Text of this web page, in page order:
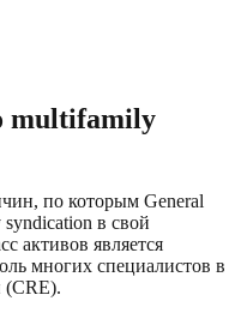
multifamily
по которым General
в свой
активов является
многих специалистов в
(CRE).